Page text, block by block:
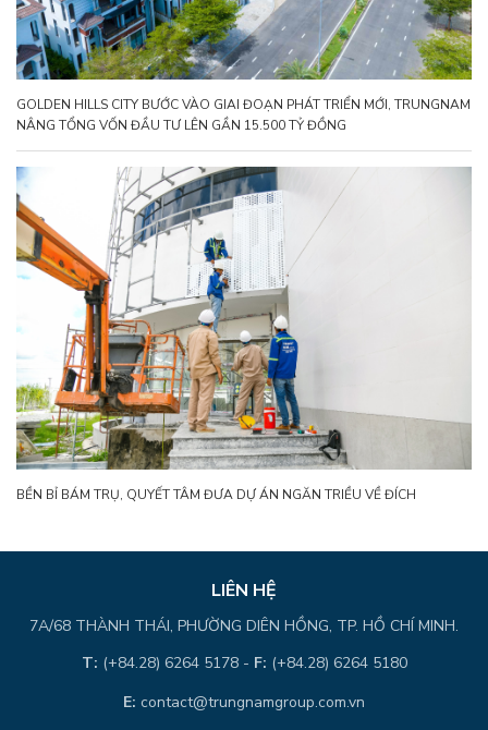
GOLDEN HILLS CITY BƯỚC VÀO GIAI ĐOẠN PHÁT TRIỂN MỚI, TRUNGNAM
NÂNG TỔNG VỐN ĐẦU TƯ LÊN GẦN 15.500 TỶ ĐỒNG
BỀN BỈ BÁM TRỤ, QUYẾT TÂM ĐƯA DỰ ÁN NGĂN TRIỀU VỀ ĐÍCH
LIÊN HỆ
7A/68 THÀNH THÁI, PHƯỜNG DIÊN HỒNG, TP. HỒ CHÍ MINH.
T: (+84.28) 6264 5178 - F: (+84.28) 6264 5180
E: contact@trungnamgroup.com.vn